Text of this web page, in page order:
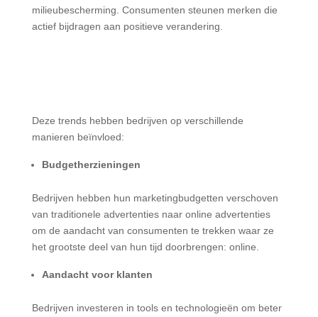
milieubescherming. Consumenten steunen merken die
actief bijdragen aan positieve verandering.
Deze trends hebben bedrijven op verschillende
manieren beïnvloed:
Budgetherzieningen
Bedrijven hebben hun marketingbudgetten verschoven
van traditionele advertenties naar online advertenties
om de aandacht van consumenten te trekken waar ze
het grootste deel van hun tijd doorbrengen: online.
Aandacht voor klanten
Bedrijven investeren in tools en technologieën om beter